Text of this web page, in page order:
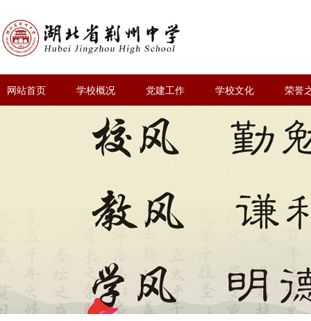
网站首页 学校概况 党建工作 学校文化 荣誉